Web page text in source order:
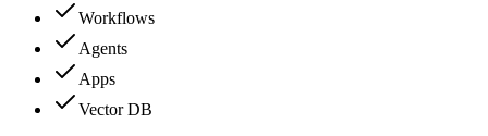
Workflows
Agents
Apps
Vector DB